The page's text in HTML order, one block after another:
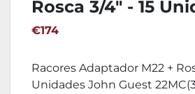
Rosca 3/4" - 15
John Guest
€174
Racores Adaptador M22 +
Unidades John Guest